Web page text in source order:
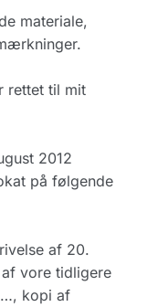
materiale,
rettet til mit
2012
på følgende
af 20.
vore tidligere
kopi af